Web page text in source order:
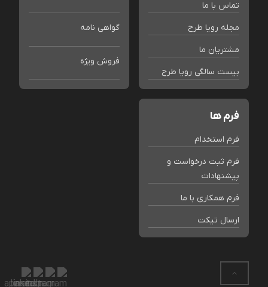
تماس با ما
مجله رویا طرح
مشتریان ما
بیست سالگی رویا طرح
گواهی نامه
فروش ویژه
فرم ها
فرم استخدام
فرم ثبت درخواست و
پیشنهادات
فرم همکاری با ما
ارسال تیکت